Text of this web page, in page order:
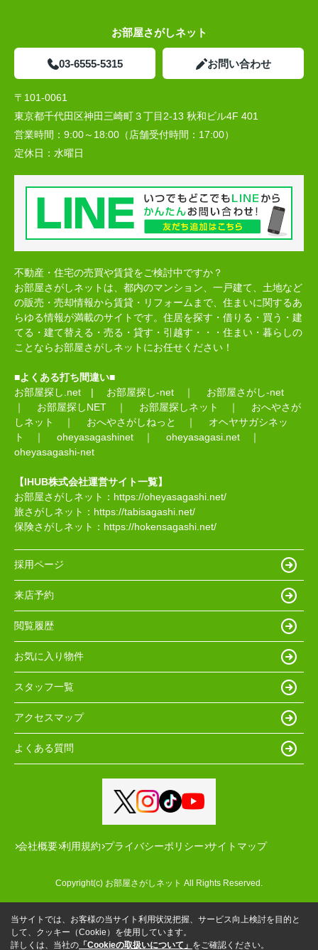
お部屋さがしネット
03-6555-5315 お問い合わせ
〒101-0061
東京都千代田区神田三崎町３丁目2-13 秋和ビル4F 401
営業時間： 9:00～18:00（店舗受付時間：17:00）
定休日： 水曜日
不動産・住宅の売買や賃貸をご検討中ですか？
お部屋さがしネットは、都内のマンション、一戸建て、土地など
の販売・売却情報から賃貸・リフォームまで、住まいに関するあ
らゆる情報が満載のサイトです。住居を探す・借りる・買う・建
てる・建て替える・売る・貸す・引越す・・・住まい・暮らしの
ことならお部屋さがしネットにお任せください！
■よくある打ち間違い■
お部屋探し.net | お部屋探し-net ｜ お部屋さがし-net
｜ お部屋探しNET ｜ お部屋探しネット ｜ おへやさが
しネット
｜ おへやさがしねっと ｜ オヘヤサガシネッ
ト
｜ oheyasagashinet ｜ oheyasagasi.net ｜
oheyasagashi-net
【IHUB株式会社運営サイト一覧】
お部屋さがしネット： https://oheyasagashi.net/
旅さがしネット： https://tabisagashi.net/
保険さがしネット： https://hokensagashi.net/
採用ページ
来店予約
閲覧履歴
お気に入り物件
スタッフ一覧
アクセスマップ
よくある質問
会社概要 利用規約 プライバシーポリシー サイトマップ
Copyright(c) お部屋さがしネット All Rights Reserved.
当サイトでは、お客様の当サイト利用状況把握、サービス向上検討を目的と
して、クッキー（Cookie）を使用しています。
詳しくは、当社の 「Cookieの取扱いについて」 をご確認ください。